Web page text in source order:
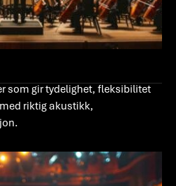
som gir tydelighet, fleksibilitet
riktig akustikk,